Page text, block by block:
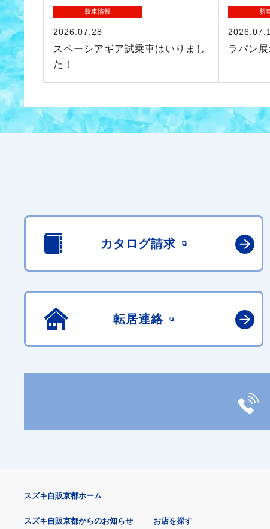
新車情報
2026.07.28
スペーシアギア試乗車はいりまし
た！
新
ラパン
カタログ請求
転居連絡
スズキ自販京都ホーム
スズキ自販京都からのお知らせ お店を探す